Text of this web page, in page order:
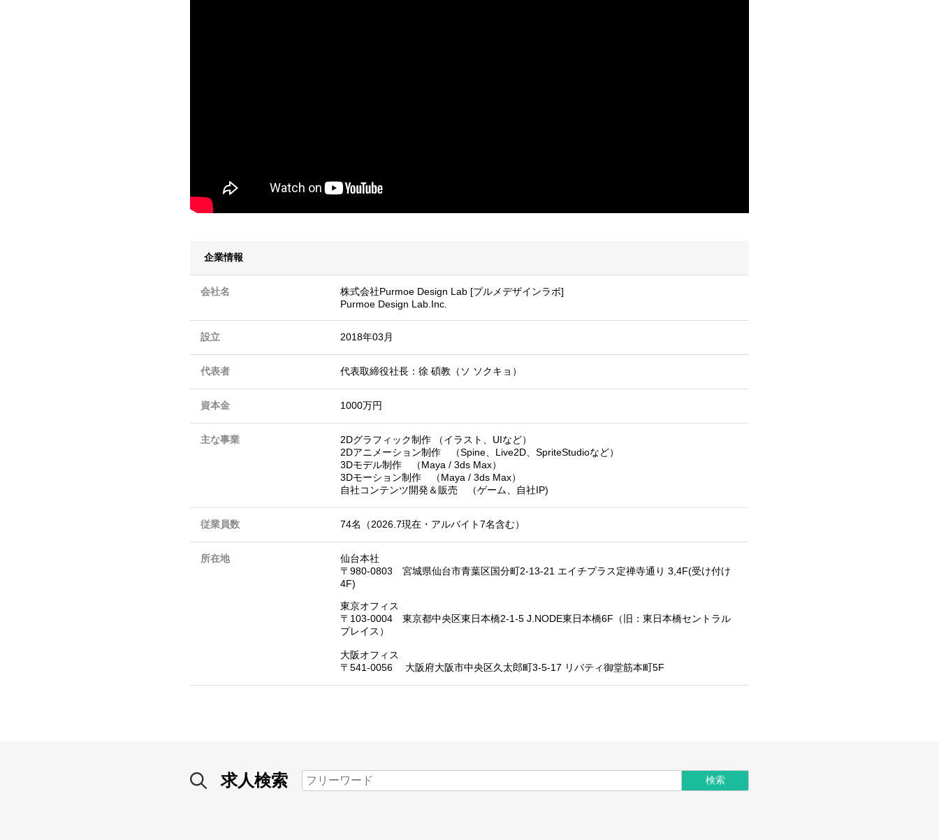
企業情報
会社名
株式会社Purmoe Design Lab [プルメデザインラボ]
Purmoe Design Lab.Inc.
設立 2018年03月
代表者 代表取締役社長：徐 碩教（ソ ソクキョ）
資本金 1000万円
主な事業
2Dグラフィック制作 （イラスト、UIなど）
2Dアニメーション制作 （Spine、Live2D、SpriteStudioなど）
3Dモデル制作 （Maya / 3ds Max）
3Dモーション制作 （Maya / 3ds Max）
自社コンテンツ開発＆販売 （ゲーム、自社IP)
従業員数 74名（2026.7現在・アルバイト7名含む）
所在地
仙台本社
〒980-0803 宮城県仙台市⻘葉区国分町2-13-21 エイチプラス定禅寺通り 3,4F(受け付け
4F)
東京オフィス
〒103-0004 東京都中央区東日本橋2-1-5 J.NODE東日本橋6F（旧：東日本橋セントラル
プレイス）
大阪オフィス
〒541-0056 大阪府大阪市中央区久太郎町3-5-17 リバティ御堂筋本町5F
求人検索